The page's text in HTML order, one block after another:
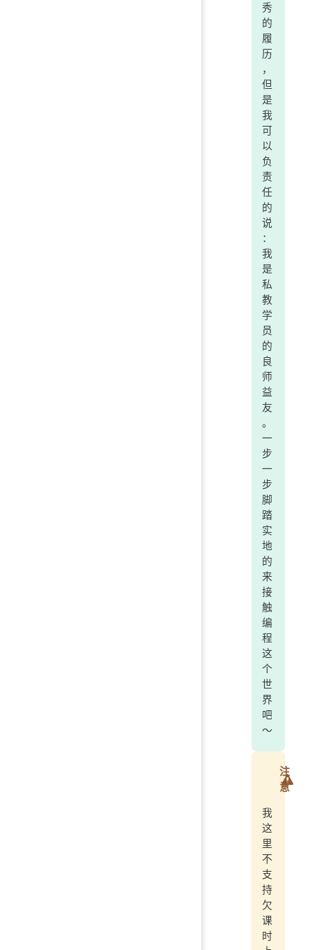
秀
的
履
历
，
但
是
我
可
以
负
责
任
的
说
：
我
是
私
教
学
员
的
良
师
益
友
。
一
步
一
步
脚
踏
实
地
的
来
接
触
编
程
这
个
世
界
吧
～
注
意
我
这
里
不
支
持
欠
课
时